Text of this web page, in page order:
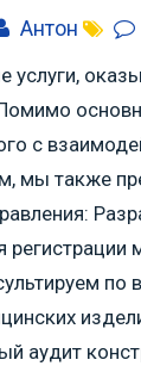
Антон
услуги,
с
мы также
по
аудит